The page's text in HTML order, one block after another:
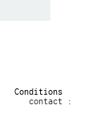
Conditions
contact :